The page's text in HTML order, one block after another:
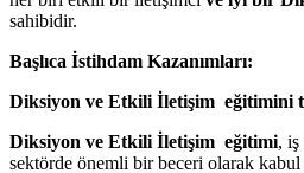
sahibidir.
Başlıca İstihdam Kazanımları:
Diksiyon ve Etkili İletişim eğitimini
Diksiyon ve Etkili İletişim eğitimi, iş
sektörde önemli bir beceri olarak